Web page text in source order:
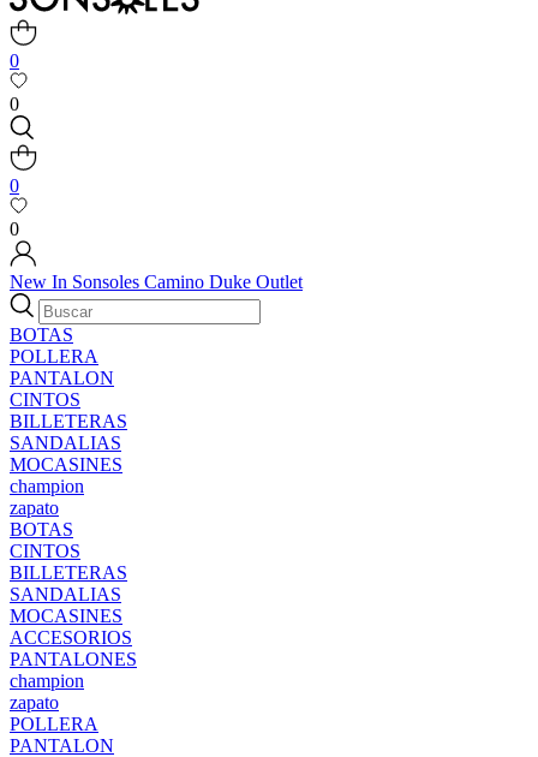
0
0
0
0
New In Sonsoles Camino Duke Outlet
BOTAS
POLLERA
PANTALON
CINTOS
BILLETERAS
SANDALIAS
MOCASINES
champion
zapato
BOTAS
CINTOS
BILLETERAS
SANDALIAS
MOCASINES
ACCESORIOS
PANTALONES
champion
zapato
POLLERA
PANTALON